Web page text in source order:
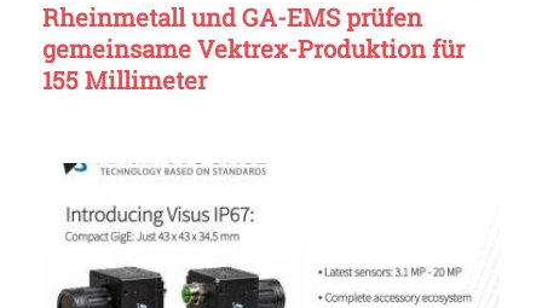
Rheinmetall und GA-EMS prüfen
gemeinsame Vektrex-Produktion für
155 Millimeter